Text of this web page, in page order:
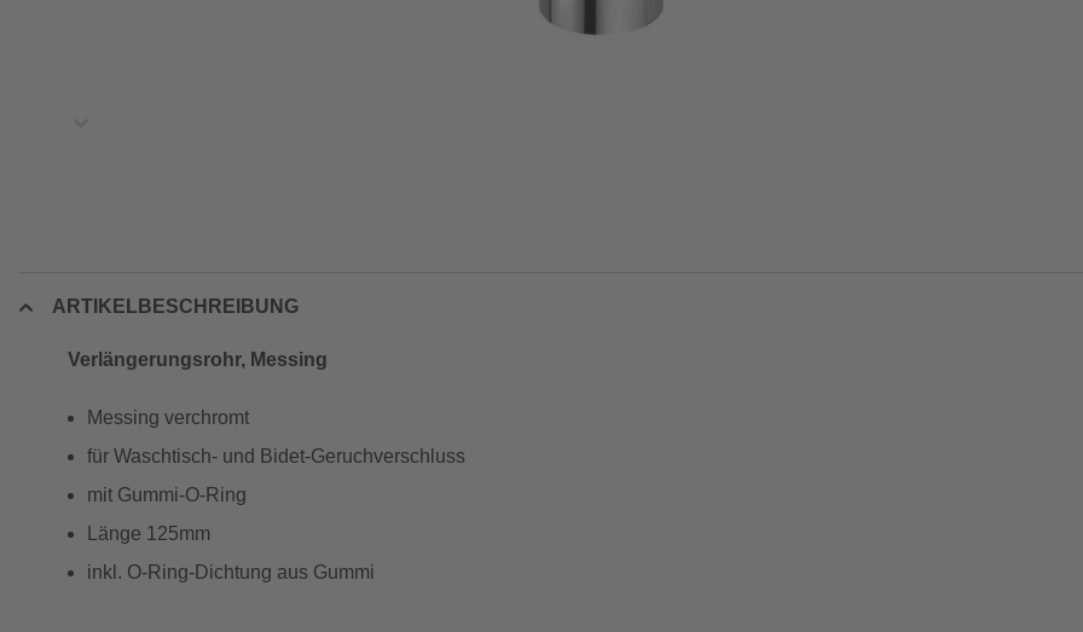
ARTIKELBESCHREIBUNG
Verlängerungsrohr, Messing
Messing verchromt
für Waschtisch- und Bidet-Geruchverschluss
mit Gummi-O-Ring
Länge 125mm
inkl. O-Ring-Dichtung aus Gummi